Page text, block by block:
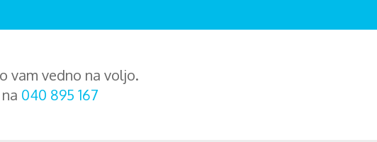
vam vedno na voljo.
040 895 167